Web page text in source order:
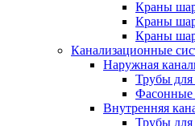
Краны
Краны
Краны
Канализационные
Наружная
Трубы
Фасонные
Внутренняя
Трубы для